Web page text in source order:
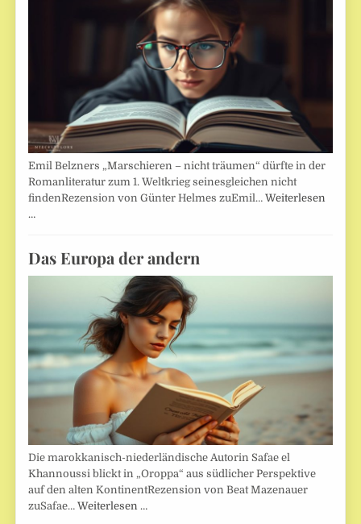
Emil Belzners „Marschieren – nicht träumen“ dürfte in der
Romanliteratur zum 1. Weltkrieg seinesgleichen nicht
findenRezension von Günter Helmes zuEmil…Weiterlesen
…
Das Europa der andern
Die marokkanisch-niederländische Autorin Safae el
Khannoussi blickt in „Oroppa“ aus südlicher Perspektive
auf den alten KontinentRezension von Beat Mazenauer
zuSafae…Weiterlesen …